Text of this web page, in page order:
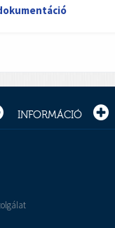
INFORMÁCIÓ